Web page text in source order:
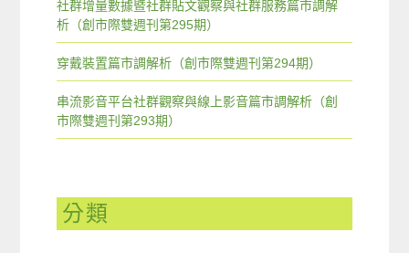
社群增量數據暨社群貼文觀察與社群服務篇市調解
析（創市際雙週刊第295期）
穿戴裝置篇市調解析（創市際雙週刊第294期）
串流影音平台社群觀察與線上影音篇市調解析（創
市際雙週刊第293期）
分類